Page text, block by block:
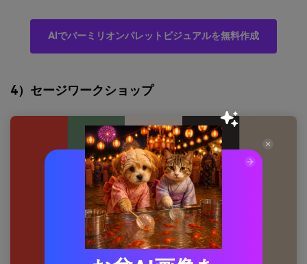
AIでバーミリオンパレットビジュアルを無料作成
4）セージワークショップ